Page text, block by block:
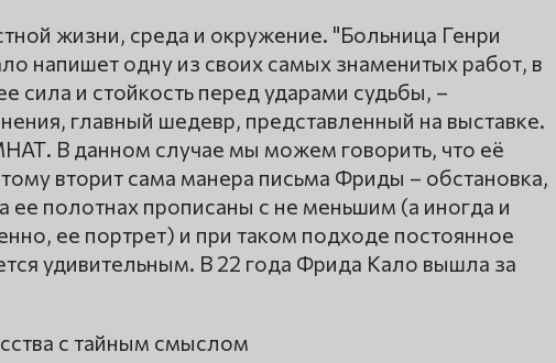
жизни, среда и окружение. "Больница Генри
напишет одну из своих самых знаменитых работ, в
сила и стойкость перед ударами судьбы, –
главный шедевр, представленный на выставке.
В данном случае мы можем говорить, что её
вторит сама манера письма Фриды – обстановка,
ее полотнах прописаны с не меньшим (а иногда и
ее портрет) и при таком подходе постоянное
удивительным. В 22 года Фрида Кало вышла за